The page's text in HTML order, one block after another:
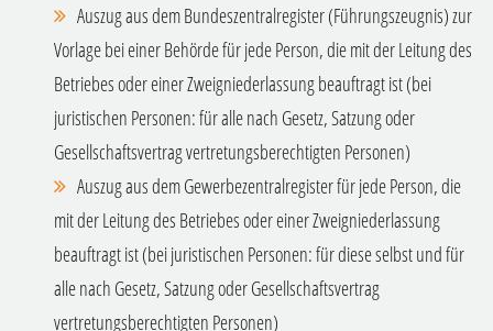
Auszug aus dem Bundeszentralregister (Führungszeugnis) zur
Vorlage bei einer Behörde für jede Person, die mit der Leitung des
Betriebes oder einer Zweigniederlassung beauftragt ist (bei
juristischen Personen: für alle nach Gesetz, Satzung oder
Gesellschaftsvertrag vertretungsberechtigten Personen)
Auszug aus dem Gewerbezentralregister für jede Person, die
mit der Leitung des Betriebes oder einer Zweigniederlassung
beauftragt ist (bei juristischen Personen: für diese selbst und für
alle nach Gesetz, Satzung oder Gesellschaftsvertrag
vertretungsberechtigten Personen)